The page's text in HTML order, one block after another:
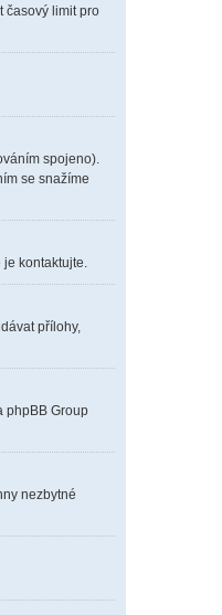
časový limit pro
spojeno).
se snažíme
je kontaktujte.
přílohy,
phpBB Group
nezbytné